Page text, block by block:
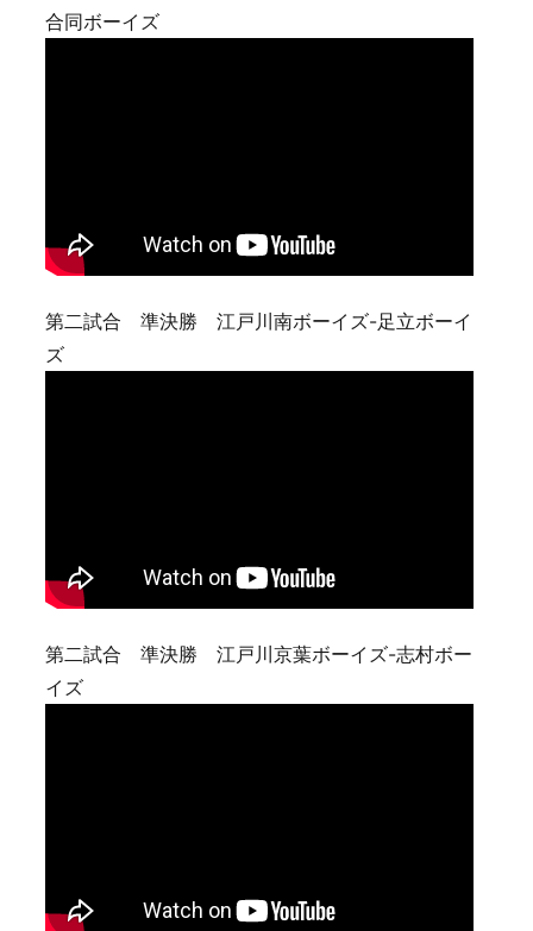
合同ボーイズ
第二試合 準決勝 江戸川南ボーイズ-足立ボーイ
ズ
第二試合 準決勝 江戸川京葉ボーイズ-志村ボー
イズ